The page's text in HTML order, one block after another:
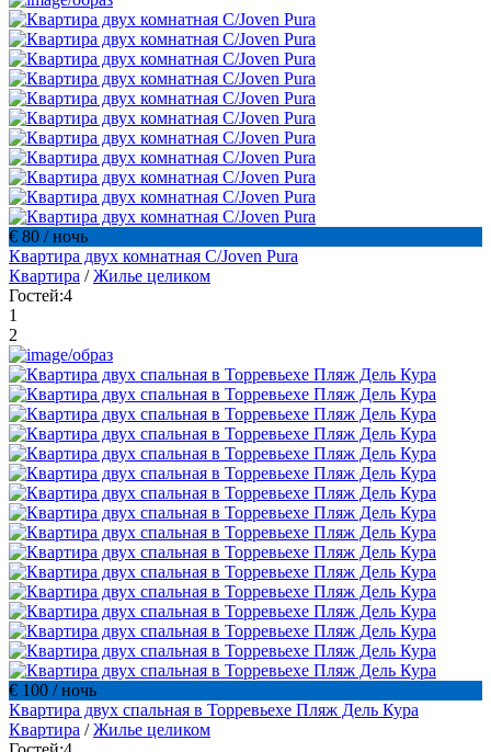
€ 80 / ночь
Квартира двух комнатная C/Joven Pura
Квартира /Жилье целиком
Гостей:4
1
2
€ 100 / ночь
Квартира двух спальная в Торревьехе Пляж Дель Кура
Квартира /Жилье целиком